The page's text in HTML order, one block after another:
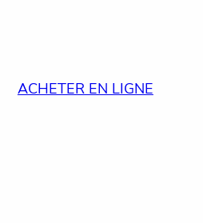
ACHETER EN LIGNE